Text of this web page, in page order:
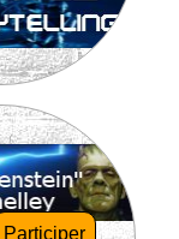
Participer